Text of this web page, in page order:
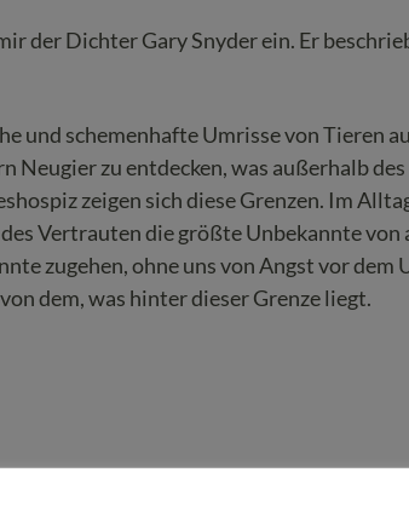
der Dichter Gary Snyder ein. Er
und schemenhafte Umrisse von Tieren
zu entdecken, was außerhalb
zeigen sich diese Grenzen. Im
Vertrauten die größte Unbekannte von
zugehen, ohne uns von Angst vor dem
dem, was hinter dieser Grenze liegt.